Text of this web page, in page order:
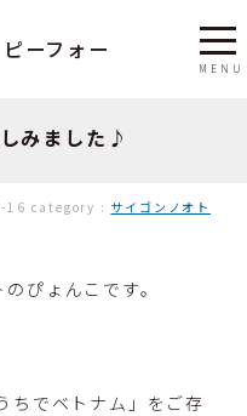
ーフォー
みました♪
16 category : サイゴンノオト
ぴょんこです。
ちでベトナム」をご存